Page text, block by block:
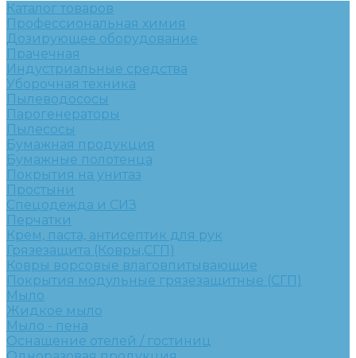
Каталог товаров
Профессиональная химия
Дозирующее оборудование
Прачечная
Индустриальные средства
Уборочная техника
Пылеводососы
Парогенераторы
Пылесосы
Бумажная продукция
Бумажные полотенца
Покрытия на унитаз
Простыни
Спецодежда и СИЗ
Перчатки
Крем, паста, антисептик для рук
Грязезащита (Ковры,СГП)
Ковры ворсовые влаговпитывающие
Покрытия модульные грязезащитные (СГП)
Мыло
Жидкое мыло
Мыло - пена
Оснащение отелей / гостиниц